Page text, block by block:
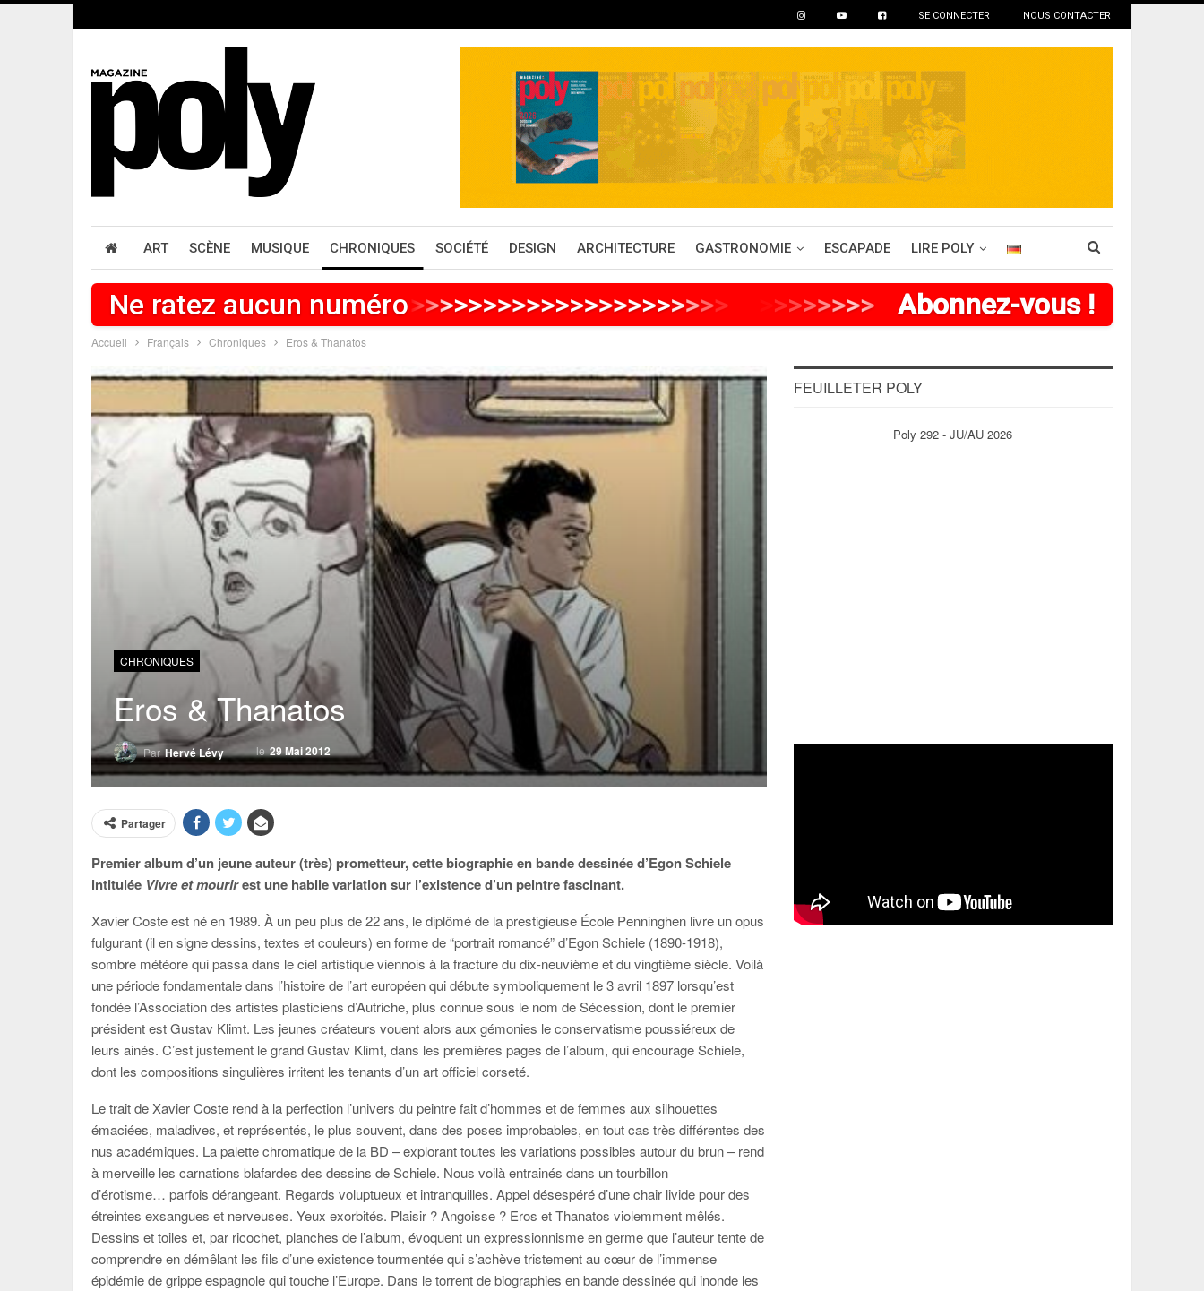
SE CONNECTER NOUS CONTACTER
ART SCÈNE MUSIQUE CHRONIQUES SOCIÉTÉ DESIGN ARCHITECTURE GASTRONOMIE ESCAPADE LIRE POLY
Ne ratez aucun numéro >>>>>>>>>>>>>>>>>>>>>> >>>>> > Abonnez-vous !
Accueil Français Chroniques Eros & Thanatos
CHRONIQUES
Eros & Thanatos
ParHervé Lévy le 29 Mai 2012
Partager
Premier album d’un jeune auteur (très) prometteur, cette biographie en bande dessinée d’Egon Schiele
intitulée Vivre et mourirest une habile variation sur l’existence d’un peintre fascinant.
Xavier Coste est né en 1989. À un peu plus de 22 ans, le diplômé de la prestigieuse École Penninghen livre un opus
fulgurant (il en signe dessins, textes et couleurs) en forme de “portrait romancé” d’Egon Schiele (1890-1918),
sombre météore qui passa dans le ciel artistique viennois à la fracture du dix-neuvième et du vingtième siècle. Voilà
une période fondamentale dans l’histoire de l’art européen qui débute symboliquement le 3 avril 1897 lorsqu’est
fondée l’Association des artistes plasticiens d’Autriche, plus connue sous le nom de Sécession, dont le premier
président est Gustav Klimt. Les jeunes créateurs vouent alors aux gémonies le conservatisme poussiéreux de
leurs ainés. C’est justement le grand Gustav Klimt, dans les premières pages de l’album, qui encourage Schiele,
dont les compositions singulières irritent les tenants d’un art officiel corseté.
Le trait de Xavier Coste rend à la perfection l’univers du peintre fait d’hommes et de femmes aux silhouettes
émaciées, maladives, et représentés, le plus souvent, dans des poses improbables, en tout cas très différentes des
nus académiques. La palette chromatique de la BD – explorant toutes les variations possibles autour du brun – rend
à merveille les carnations blafardes des dessins de Schiele. Nous voilà entrainés dans un tourbillon
d’érotisme… parfois dérangeant. Regards voluptueux et intranquilles. Appel désespéré d’une chair livide pour des
étreintes exsangues et nerveuses. Yeux exorbités. Plaisir ? Angoisse ? Eros et Thanatos violemment mêlés.
Dessins et toiles et, par ricochet, planches de l’album, évoquent un expressionnisme en germe que l’auteur tente de
comprendre en démêlant les fils d’une existence tourmentée qui s’achève tristement au cœur de l’immense
épidémie de grippe espagnole qui touche l’Europe. Dans le torrent de biographies en bande dessinée qui inonde les
FEUILLETER POLY
Poly 292 - JU/AU 2026